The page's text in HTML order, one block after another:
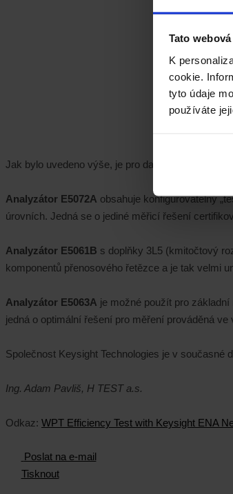
Tato
K
cookie.
tyto údaje
používáte
Jak bylo uvedeno výše, je pro daná měření
Analyzátor E5072A obsahuje konfigurovatelný
úrovních. Jedná se o jediné měřicí řešení
Analyzátor E5061B s doplňky 3L5 (kmitočtový
komponentů přenosového řetězce a je tak velmi
Analyzátor E5063A je možné použít pro
jedná o optimální řešení pro měření prováděná ve
Společnost Keysight Technologies je v
Ing. Adam Pavliš, H TEST a.s.
Odkaz: WPT Efficiency Test with Keysight ENA
Poslat na e-mail
Tisknout